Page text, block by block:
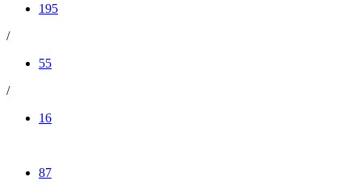
195
/
55
/
16
87